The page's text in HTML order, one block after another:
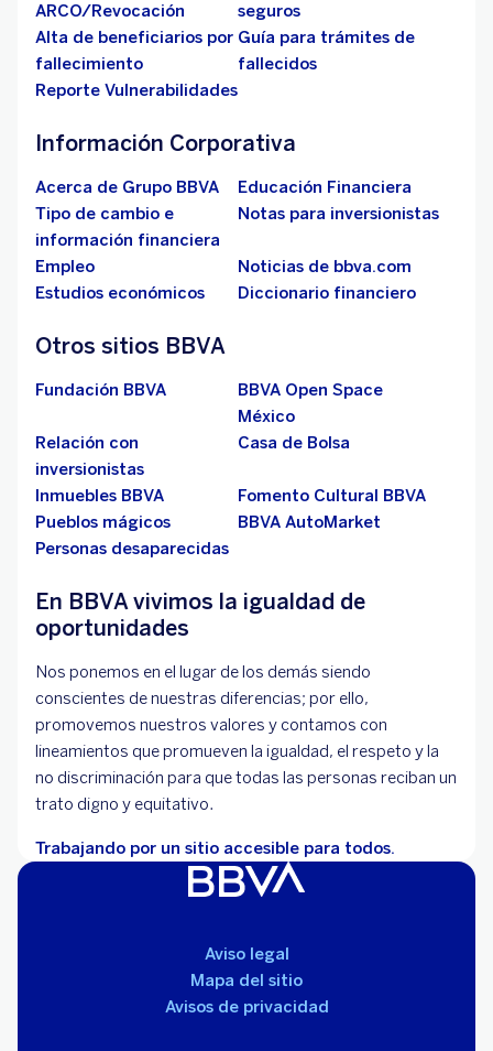
ARCO/Revocación
seguros
Alta de beneficiarios por
fallecimiento
Guía para trámites de
fallecidos
Reporte Vulnerabilidades
Información Corporativa
Acerca de Grupo BBVA
Educación Financiera
Tipo de cambio e
información financiera
Notas para inversionistas
Empleo
Noticias de bbva.com
Estudios económicos
Diccionario financiero
Otros sitios BBVA
Fundación BBVA
BBVA Open Space
México
Relación con
inversionistas
Casa de Bolsa
Inmuebles BBVA
Fomento Cultural BBVA
Pueblos mágicos
BBVA AutoMarket
Personas desaparecidas
En BBVA vivimos la igualdad de
oportunidades
Nos ponemos en el lugar de los demás siendo
conscientes de nuestras diferencias; por ello,
promovemos nuestros valores y contamos con
lineamientos que promueven la igualdad, el respeto y la
no discriminación para que todas las personas reciban un
trato digno y equitativo.
Trabajando por un sitio accesible para todos.
Aviso legal
Mapa del sitio
Avisos de privacidad